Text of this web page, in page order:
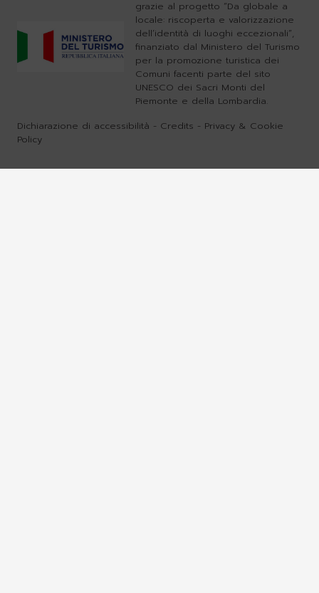
grazie al progetto “Da globale a
locale: riscoperta e valorizzazione
dell’identità di luoghi eccezionali”,
finanziato dal Ministero del Turismo
per la promozione turistica dei
Comuni facenti parte del sito
UNESCO dei Sacri Monti del
Piemonte e della Lombardia.
Dichiarazione di accessibilità - Credits - Privacy & Cookie
Policy